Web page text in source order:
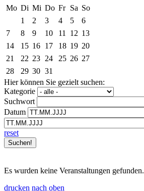
Mo Di Mi Do Fr Sa So
1
2 3 4 5
6
7
8 9 10 11 12 13
14
15 16 17 18 19 20
21
22 23 24 25 26 27
28
29 30 31
Hier können Sie gezielt suchen:
Kategorie
Suchwort
Datum
reset
Es wurden keine Veranstaltungen gefunden.
drucken nach oben